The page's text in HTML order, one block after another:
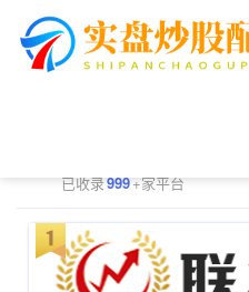
已收录999+家平台